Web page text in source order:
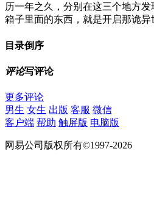
历一年之久，分别在这三个地方
箱子里面的东西，就是开启那诡异
目录倒序
评论写评论
更多评论
男生 女生 出版 客服 微信
客户端 帮助 触屏版 电脑版
网易公司版权所有©1997-2026